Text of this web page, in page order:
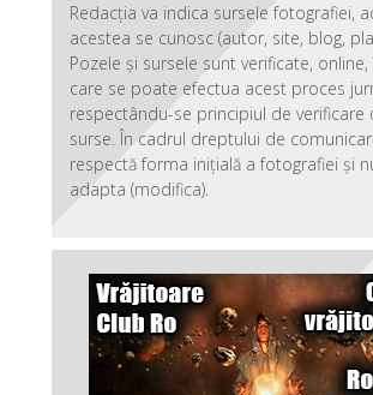
Redacția va indica sursele fotografiei,
acestea se cunosc (autor, site, blog,
Pozele și sursele sunt verificate,
care se poate efectua acest proces
respectându-se principiul de verificare
surse. În cadrul dreptului de
respectă forma inițială a fotografiei și
adapta (modifica).